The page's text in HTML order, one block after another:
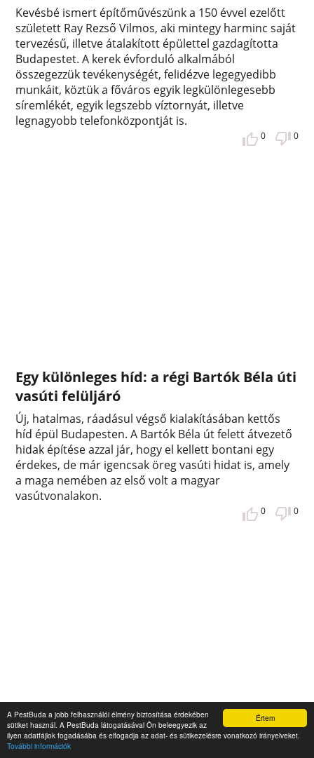
Értem
A PestBuda a jobb felhasználói élmény biztosítása érdekében
sütiket használ. A PestBuda látogatásával Ön beleegyezik az
ilyen adatfájlok fogadásába és elfogadja az adat- és sütikezelésre vonatkozó irányelveket.
További információk
Kevésbé ismert építőművészünk a 150 évvel ezelőtt
született Ray Rezső Vilmos, aki mintegy harminc saját
tervezésű, illetve átalakított épülettel gazdagította
Budapestet. A kerek évforduló alkalmából
összegezzük tevékenységét, felidézve legegyedibb
munkáit, köztük a főváros egyik legkülönlegesebb
síremlékét, egyik legszebb víztornyát, illetve
legnagyobb telefonközpontját is.
0 0
Egy különleges híd: a régi Bartók Béla úti
vasúti felüljáró
Új, hatalmas, ráadásul végső kialakításában kettős
híd épül Budapesten. A Bartók Béla út felett átvezető
hidak építése azzal jár, hogy el kellett bontani egy
érdekes, de már igencsak öreg vasúti hidat is, amely
a maga nemében az első volt a magyar
vasútvonalakon.
0 0
Ilyen volt a száz évvel ezelőtti
embervédelmi kiállítás a Városligetben
Királyi hercegek vállalták a fővédnökséget, a korszak